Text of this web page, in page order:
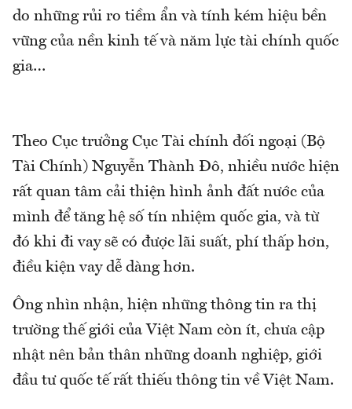
do những rủi ro tiềm ẩn và tính kém hiệu bền
vững của nền kinh tế và năm lực tài chính quốc
gia…
Theo Cục trưởng Cục Tài chính đối ngoại (Bộ
Tài Chính) Nguyễn Thành Đô, nhiều nước hiện
rất quan tâm cải thiện hình ảnh đất nước của
mình để tăng hệ số tín nhiệm quốc gia, và từ
đó khi đi vay sẽ có được lãi suất, phí thấp hơn,
điều kiện vay dễ dàng hơn.
Ông nhìn nhận, hiện những thông tin ra thị
trường thế giới của Việt Nam còn ít, chưa cập
nhật nên bản thân những doanh nghiệp, giới
đầu tư quốc tế rất thiếu thông tin về Việt Nam.